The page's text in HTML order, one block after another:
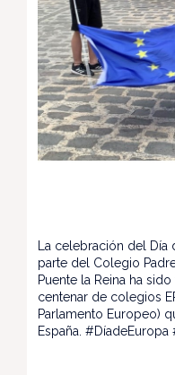
La celebración del
parte del Colegio
Puente la Reina ha
centenar de colegios
Parlamento Europeo)
España. #DíadeEuropa